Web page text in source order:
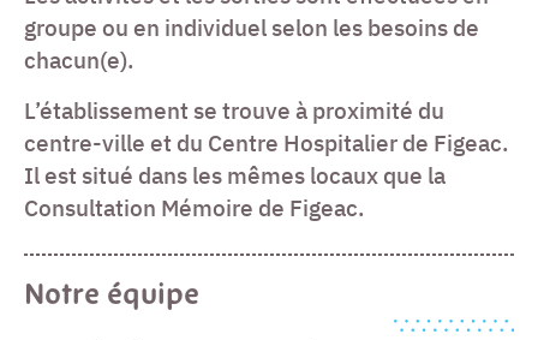
groupe ou en individuel selon les besoins de
chacun(e).
L’établissement se trouve à proximité du
centre-ville et du Centre Hospitalier de Figeac.
Il est situé dans les mêmes locaux que la
Consultation Mémoire de Figeac.
Notre équipe